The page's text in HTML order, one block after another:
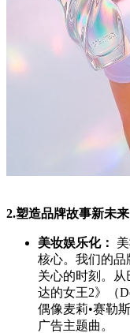
2.塑造品牌故事新未
美妆娱乐化：
核心。我们的品
关心的时刻。
达的女王2》（
偶像麦莉•赛勒
广告主题曲。